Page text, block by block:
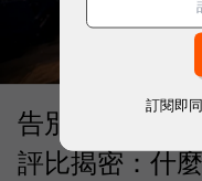
告別「極速迷
評比揭密：什
訂閱即